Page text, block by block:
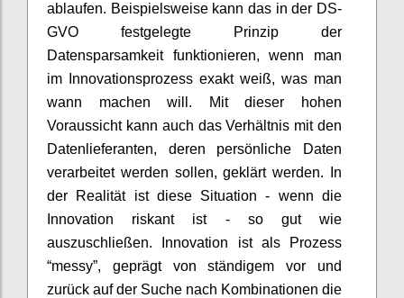
ablaufen. Beispielsweise kann das in der DS-
GVO festgelegte Prinzip der
Datensparsamkeit funktionieren, wenn man
im Innovationsprozess exakt weiß, was man
wann machen will. Mit dieser hohen
Voraussicht kann auch das Verhältnis mit den
Datenlieferanten, deren persönliche Daten
verarbeitet werden sollen, geklärt werden. In
der Realität ist diese Situation - wenn die
Innovation riskant ist - so gut wie
auszuschließen. Innovation ist als Prozess
“messy”, geprägt von ständigem vor und
zurück auf der Suche nach Kombinationen die